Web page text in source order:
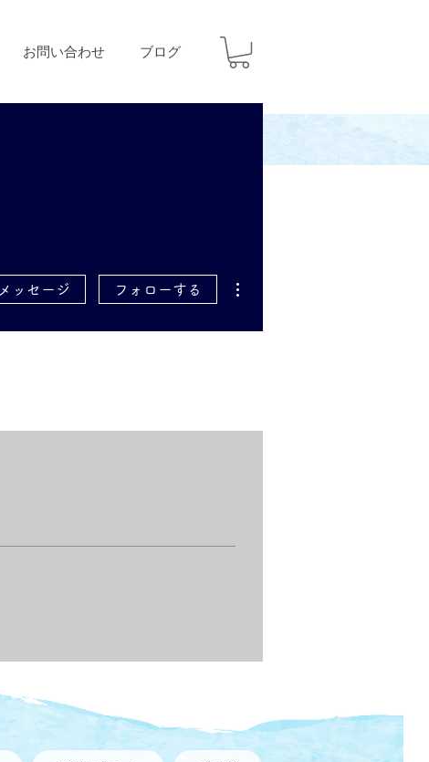
お問い合わせ ブログ
メッセージ フォローする